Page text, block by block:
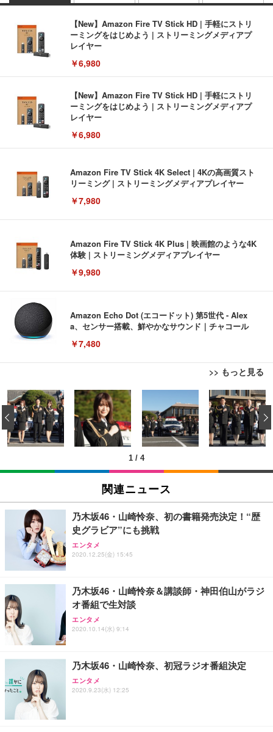
【New】Amazon Fire TV Stick HD | 手軽にストリ
ーミングをはじめよう | ストリーミングメディアプ
レイヤー
￥6,980
【New】Amazon Fire TV Stick HD | 手軽にストリ
ーミングをはじめよう | ストリーミングメディアプ
レイヤー
￥6,980
Amazon Fire TV Stick 4K Select | 4Kの高画質スト
リーミング | ストリーミングメディアプレイヤー
￥7,980
Amazon Fire TV Stick 4K Plus | 映画館のような4K
体験 | ストリーミングメディアプレイヤー
￥9,980
Amazon Echo Dot (エコードット) 第5世代 - Alex
a、センサー搭載、鮮やかなサウンド｜チャコール
￥7,480
>> もっと見る
[EdoErgo] オフィスチェア 椅子 テレワーク 疲れな
い 跳ね上げ式アームレスト コンパクト 約105度ロッ
キング pc 事務椅子 360度回転 座面昇降 強化ナイロ
ン樹脂ベース 通気性メッシュ 在宅ワーク H-WY01
(黒網+黒枠+黒足)
￥5,699
SIHOO B100 オフィスチェア／デスクチェア メッシ
ュチェア 人間工学 疲れない ブラック
￥27,999
Sezlife オフィスチェア デスクチェア 疲れない テレ
ワーク チェア 強化バックレスト 30度ロッキング機
能 人間工学 椅子 腰サポート 90度跳ね上げ式アーム
務用 おしゃれ パソコンチェア (ブラック)
Sezlife オフィスチェア デスクチェア 疲れない テレ
ワーク チェア 強化バックレスト 30度ロッキング機
能 人間工学 椅子 腰サポート 90度跳ね上げ式アーム
務用 おしゃれ パソコンチェア (ホワイト)
ANDWINT オフィスチェア デスクチェア 肘なし メ
ッシュ 通気性 ランバーサポート付き 腰サポート ガ
EIZO ビジネス向けプレミアムモニター | FlexScan
EV3240X-WT | 31.5型4K UHD・USB Type-C・ホワ
イト
￥105,595
EIZO ビジネス向けプレミアムモニター | FlexScan
￥109,572
【純正品】27"ゲーミングモニター DualSense 充電
フック付き（CFI-ZDM1J）
【整備済み品】Dell E2724HS 27インチ 液晶モニタ
ー フルHD（1920×1080）VA 非光沢 HDMI/DisplayP
ort/VGA スピーカー内蔵 高さ調整 スイベル VESA対
【MiniLED/24.5inch/280Hz/FHD】GRAPHT THE S
HOOTER Gaming Monitor 24” Essential ゲーミン
Amazonベーシック ペットシーツ 薄型 レギュラー 1
回使い捨て 無香料 ホワイト 300枚
￥3,373
Amazonベーシック ペットシーツ 厚型 ワイド 42枚
x2袋(84枚) ホワイト(吸収面:ライトブルー)
￥3,234
ネオ・ルーライフ ネオ・オムツ L 中型犬用 26枚入
り 単品
Smart Basic(スマートベーシック) 【Amazon.co.jp
限定】 Smart Basic アイリスオーヤマ ペットシーツ
超厚型 お徳用 ワイド 100枚入 (x 1) (ケース販売)
アイリスオーヤマ ペットシーツ 超厚型 お徳用 レギ
1 / 4
‹
関連ニュース
乃木坂46・山崎怜奈、初の書籍発売決定！“歴
史グラビア”にも挑戦
エンタメ
2020.12.25(金) 15:45
乃木坂46・山崎怜奈＆講談師・神田伯山がラジ
オ番組で生対談
エンタメ
2020.10.14(水) 9:14
乃木坂46・山崎怜奈、初冠ラジオ番組決定
エンタメ
2020.9.23(水) 12:25